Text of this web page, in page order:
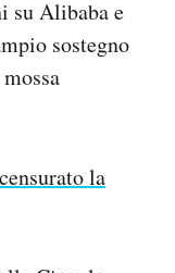
su Alibaba e
sostegno
la